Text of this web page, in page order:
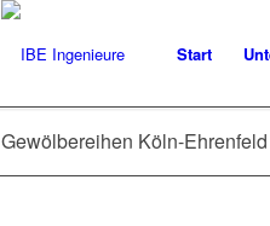
Start
Gewölbereihen Köln-Ehrenfeld